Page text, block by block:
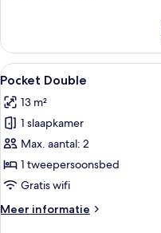
Double
Alle
foto's
voor
Pocket
Double
laden
5
Pocket Double
13 m²
1 slaapkamer
Max. aantal: 2
1 tweepersoonsbed
Gratis wifi
Meer informatie
Meer